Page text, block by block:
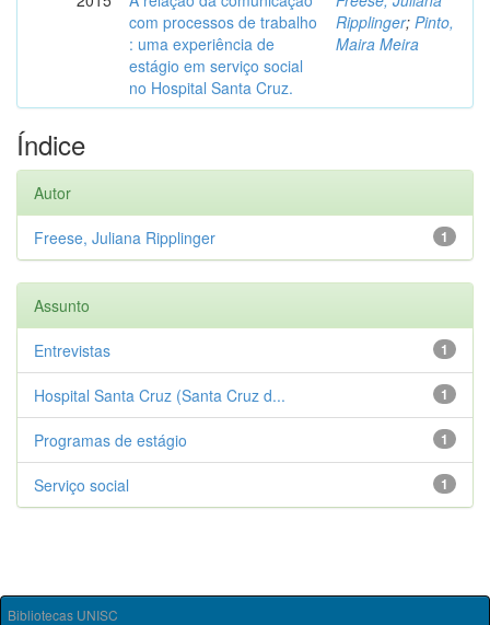
com processos de trabalho
: uma experiência de
estágio em serviço social
no Hospital Santa Cruz.
Ripplinger; Pinto,
Maira Meira
Índice
Autor
1
Freese, Juliana Ripplinger
Assunto
1
Entrevistas
1
Hospital Santa Cruz (Santa Cruz d...
1
Programas de estágio
1
Serviço social
Bibliotecas UNISC